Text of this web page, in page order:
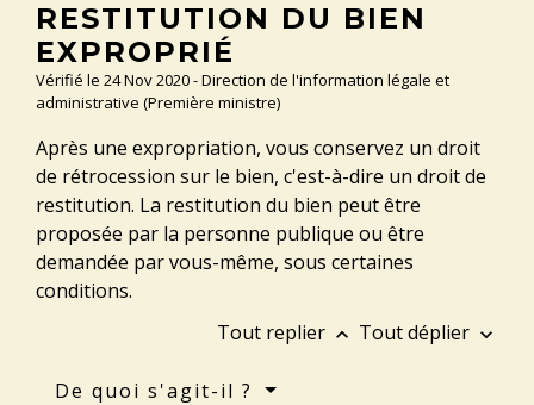
RESTITUTION DU BIEN
EXPROPRIÉ
Vérifié le 24 Nov 2020 - Direction de l'information légale et
administrative (Première ministre)
Après une expropriation, vous conservez un droit
de rétrocession sur le bien, c'est-à-dire un droit de
restitution. La restitution du bien peut être
proposée par la personne publique ou être
demandée par vous-même, sous certaines
conditions.
Tout replier keyboard_arrow_up Tout déplier keyboard_arrow_down
De quoi s'agit-il ?